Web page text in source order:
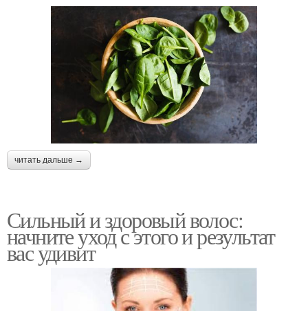
читать дальше →
Сильный и здоровый волос:
начните уход с этого и результат
вас удивит